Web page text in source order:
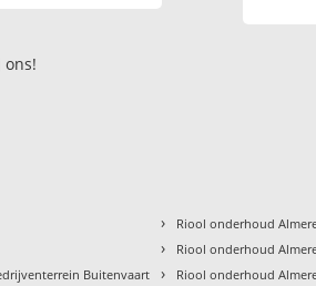
ons!
Buitenvaart
› Riool onderhoud
› Riool onderhoud
› Riool onderhoud